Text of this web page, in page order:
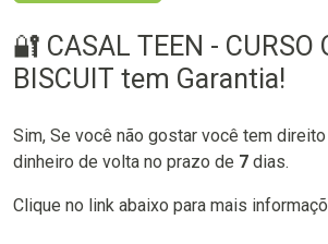
🔐 CASAL TEEN - CURSO
BISCUIT tem Garantia!
Sim, Se você não gostar você tem
dinheiro de volta no prazo de 7 dias.
Clique no link abaixo para mais